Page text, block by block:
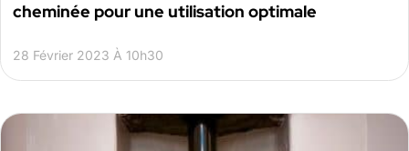
cheminée pour une utilisation optimale
28 Février 2023 À 10h30